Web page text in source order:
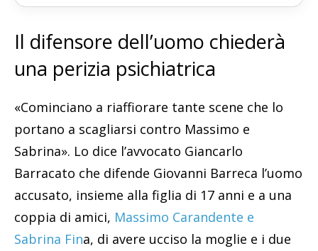
Il difensore dell’uomo chiederà
una perizia psichiatrica
«Cominciano a riaffiorare tante scene che lo
portano a scagliarsi contro Massimo e
Sabrina». Lo dice l’avvocato Giancarlo
Barracato che difende Giovanni Barreca l’uomo
accusato, insieme alla figlia di 17 anni e a una
coppia di amici, Massimo Carandente e
Sabrina Fina, di avere ucciso la moglie e i due